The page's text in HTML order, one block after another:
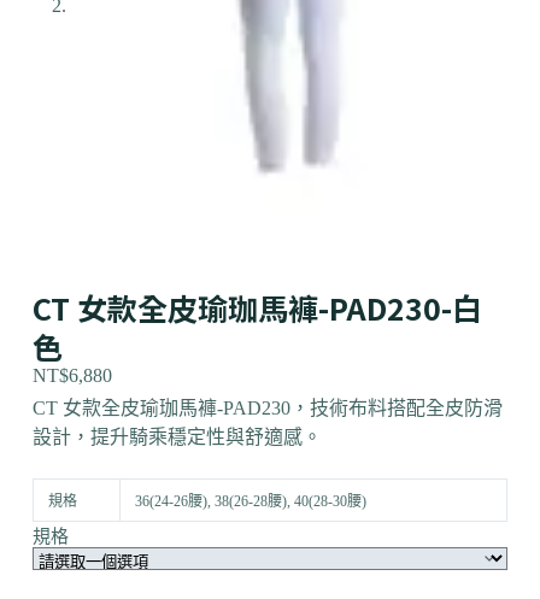
CT 女款全皮瑜珈馬褲-PAD230-白
色
NT$6,880
CT 女款全皮瑜珈馬褲-PAD230，技術布料搭配全皮防滑
設計，提升騎乘穩定性與舒適感。
規格 36(24-26腰), 38(26-28腰), 40(28-30腰)
規格